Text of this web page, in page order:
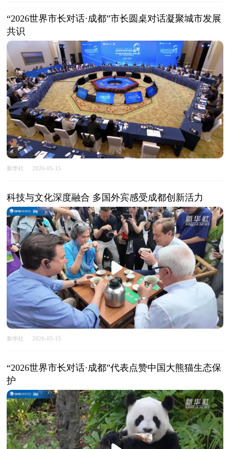
“2026世界市长对话·成都”市长圆桌对话凝聚城市发展
共识
新华社 2026-05-15
科技与文化深度融合 多国外宾感受成都创新活力
新华社 2026-05-15
“2026世界市长对话·成都”代表点赞中国大熊猫生态保
护